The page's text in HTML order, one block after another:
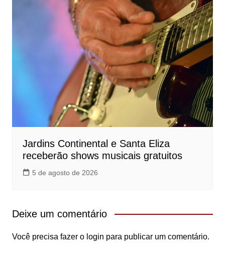
Jardins Continental e Santa Eliza
receberão shows musicais gratuitos
5 de agosto de 2026
Deixe um comentário
Você precisa fazer o login para publicar um comentário.